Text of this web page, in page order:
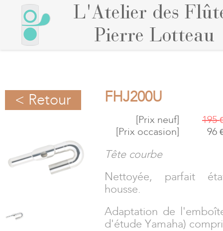
L'Atelier des
Pierre Lotteau
< Retour FHJ200U
[Prix neuf] 195
[Prix occasion] 96
Tête courbe
Nettoyée, parfait
housse.
Adaptation de
d'étude Yamaha)